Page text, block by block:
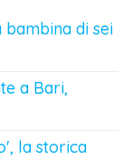
bambina di sei
a Bari,
la storica